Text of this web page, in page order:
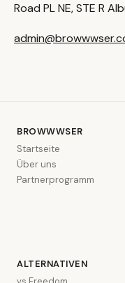
Road PL NE, STE R
BROWWWSER
Startseite
Über uns
Partnerprogramm
ALTERNATIVEN